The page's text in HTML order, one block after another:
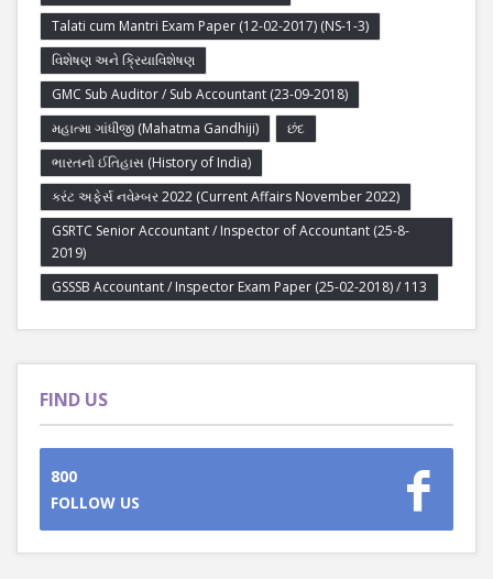
Talati cum Mantri Exam Paper (12-02-2017) (NS-1-3)
વિશેષણ અને ક્રિયાવિશેષણ
GMC Sub Auditor / Sub Accountant (23-09-2018)
મહાત્મા ગાંધીજી (Mahatma Gandhiji)
છંદ
ભારતનો ઈતિહાસ (History of India)
કરંટ અફેર્સ નવેમ્બર 2022 (Current Affairs November 2022)
GSRTC Senior Accountant / Inspector of Accountant (25-8-
2019)
GSSSB Accountant / Inspector Exam Paper (25-02-2018) / 113
FIND US
800
FOLLOW US